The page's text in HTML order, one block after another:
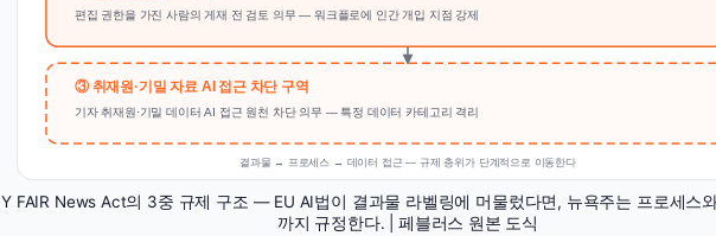
편집 권한을 가진 사람의 게재 전 검토 의무 — 워크플로에 인간 개입 지점 강제
③ 취재원·기밀 자료 AI 접근 차단 구역
기자 취재원·기밀 데이터 AI 접근 원천 차단 의무 — 특정 데이터 카테고리 격리
결과물 → 프로세스 → 데이터 접근 — 규제 층위가 단계적으로 이동한다
FAIR News Act의 3중 규제 구조 — EU AI법이 결과물 라벨링에 머물렀다면, 뉴욕주는 프로세스
까지 규정한다. | 페블러스 원본 도식